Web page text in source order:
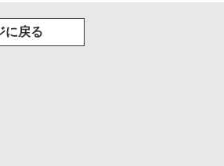
に戻る